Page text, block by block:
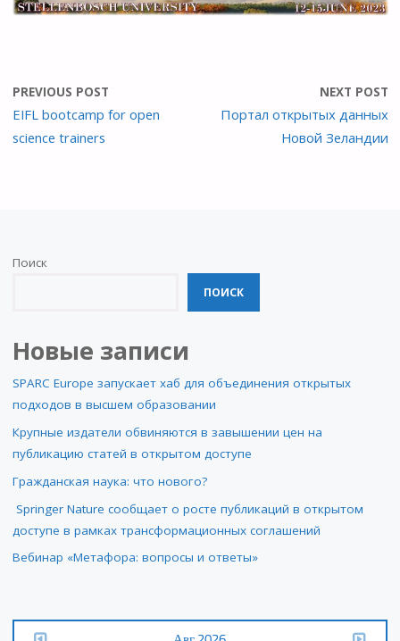
PREVIOUS POST
EIFL bootcamp for open
science trainers
NEXT POST
Портал открытых данных
Новой Зеландии
Поиск
ПОИСК
Новые записи
SPARC Europe запускает хаб для объединения открытых
подходов в высшем образовании
Крупные издатели обвиняются в завышении цен на
публикацию статей в открытом доступе
Гражданская наука: что нового?
Springer Nature сообщает о росте публикаций в открытом
доступе в рамках трансформационных соглашений
Вебинар «Метафора: вопросы и ответы»